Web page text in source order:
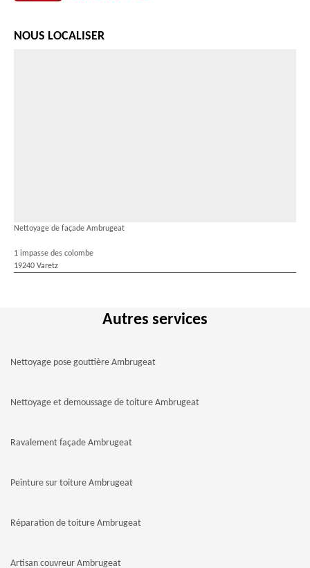
NOUS LOCALISER
Nettoyage de façade Ambrugeat
1 impasse des colombe
19240 Varetz
Autres services
Nettoyage pose gouttière Ambrugeat
Nettoyage et demoussage de toiture Ambrugeat
Ravalement façade Ambrugeat
Peinture sur toiture Ambrugeat
Réparation de toiture Ambrugeat
Artisan couvreur Ambrugeat